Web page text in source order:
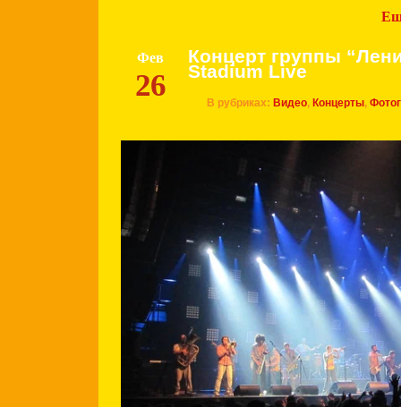
Фев
26
Концерт группы
Stadium Live
В рубриках: Видео, Концерты,